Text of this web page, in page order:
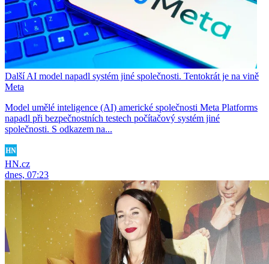
Další AI model napadl systém jiné společnosti. Tentokrát je na vině
Meta
Model umělé inteligence (AI) americké společnosti Meta Platforms
napadl při bezpečnostních testech počítačový systém jiné
společnosti. S odkazem na...
HN.cz
dnes, 07:23